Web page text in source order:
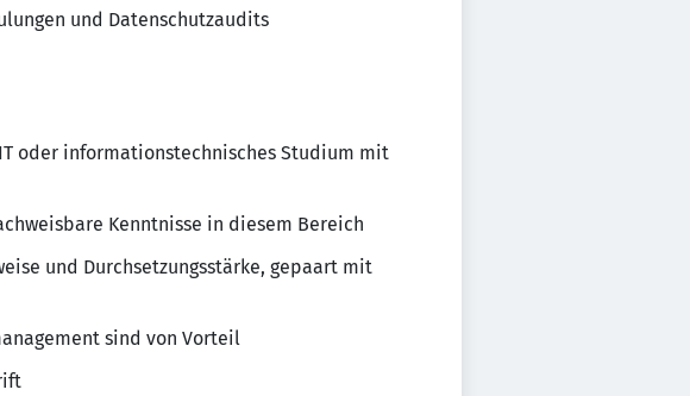
und Datenschutzaudits
oder informationstechnisches Studium mit
Kenntnisse in diesem Bereich
und Durchsetzungsstärke, gepaart mit
sind von Vorteil